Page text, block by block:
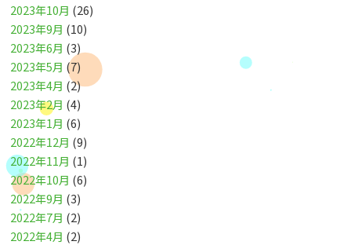
2023年10月 (26)
2023年9月 (10)
2023年6月 (3)
2023年5月 (7)
2023年4月 (2)
2023年2月 (4)
2023年1月 (6)
2022年12月 (9)
2022年11月 (1)
2022年10月 (6)
2022年9月 (3)
2022年7月 (2)
2022年4月 (2)